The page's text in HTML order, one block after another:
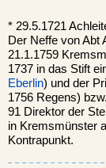
* 29.5.1721
Der Neffe von Abt
21.1.1759
1737 in das Stift
Eberlin) und der
1756 Regens)
91 Direktor der
in Kremsmünster
Kontrapunkt.